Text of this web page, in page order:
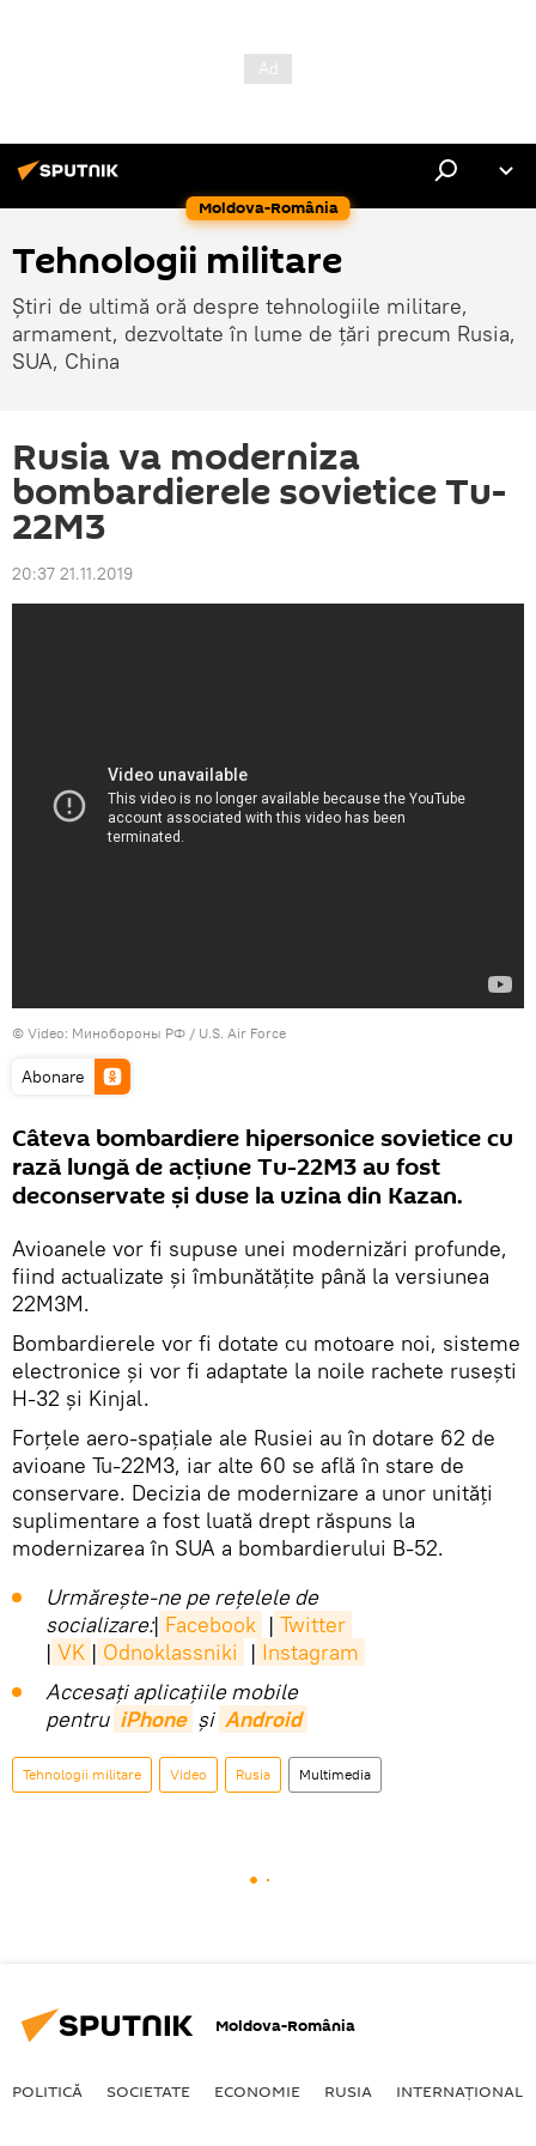
Moldova-România
Tehnologii militare
Știri de ultimă oră despre tehnologiile militare,
armament, dezvoltate în lume de țări precum Rusia,
SUA, China
Rusia va moderniza
bombardierele sovietice Tu-
22M3
20:37 21.11.2019
© Video: Минобороны РФ / U.S. Air Force
Abonare
Câteva bombardiere hipersonice sovietice cu
rază lungă de acțiune Tu-22M3 au fost
deconservate și duse la uzina din Kazan.
Avioanele vor fi supuse unei modernizări profunde,
fiind actualizate și îmbunătățite până la versiunea
22M3M.
Bombardierele vor fi dotate cu motoare noi, sisteme
electronice și vor fi adaptate la noile rachete rusești
H-32 și Kinjal.
Forțele aero-spațiale ale Rusiei au în dotare 62 de
avioane Tu-22M3, iar alte 60 se află în stare de
conservare. Decizia de modernizare a unor unități
suplimentare a fost luată drept răspuns la
modernizarea în SUA a bombardierului B-52.
Urmărește-ne pe rețelele de
socializare:| Facebook | Twitter
| VK | Odnoklassniki | Instagram
Accesaţi aplicaţiile mobile
pentru iPhone și Android
Tehnologii militare Video Rusia Multimedia
Moldova-România
POLITICĂ SOCIETATE ECONOMIE RUSIA INTERNAŢIONAL